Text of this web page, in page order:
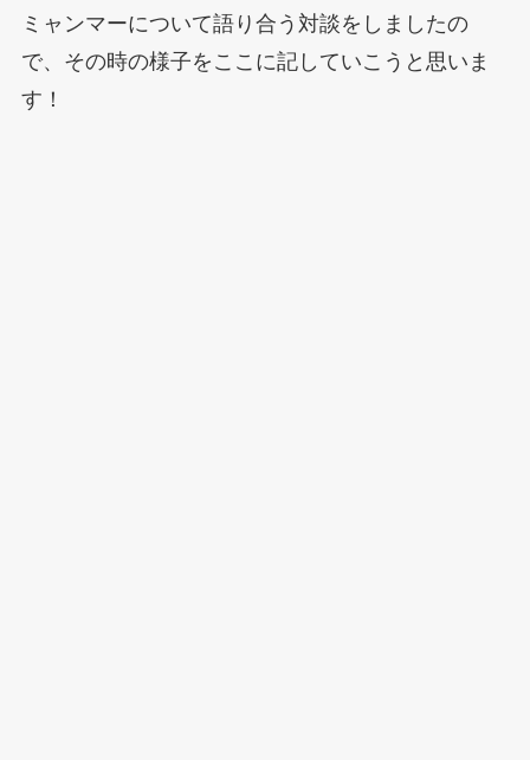
ミャンマーについて語り合う対談をしましたの
で、その時の様子をここに記していこうと思いま
す！